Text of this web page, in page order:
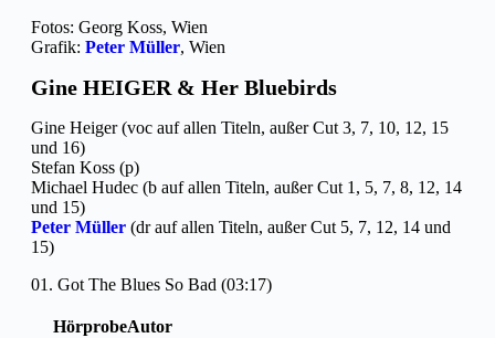
Fotos: Georg Koss, Wien
Grafik: Peter Müller, Wien
Gine HEIGER & Her Bluebirds
Gine Heiger (voc auf allen Titeln, außer Cut 3, 7, 10, 12, 15
und 16)
Stefan Koss (p)
Michael Hudec (b auf allen Titeln, außer Cut 1, 5, 7, 8, 12, 14
und 15)
Peter Müller (dr auf allen Titeln, außer Cut 5, 7, 12, 14 und
15)
01. Got The Blues So Bad (03:17)
HörprobeAutor